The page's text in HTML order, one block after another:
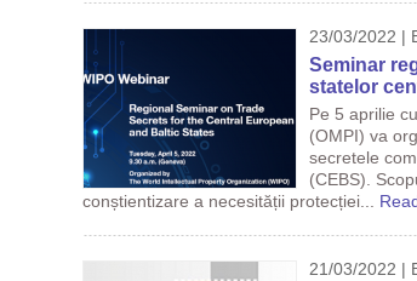
23/03/2022 |
Seminar
statelor
Pe 5 aprilie
(OMPI) va
secretele
(CEBS).
conștientizare a necesității protecției...
21/03/2022 |